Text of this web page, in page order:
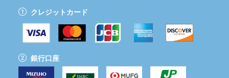
クレジットカード
銀行口座